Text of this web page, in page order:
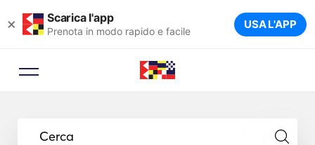
× Scarica l'app
Prenota in modo rapido e facile USA L'APP
Cerca